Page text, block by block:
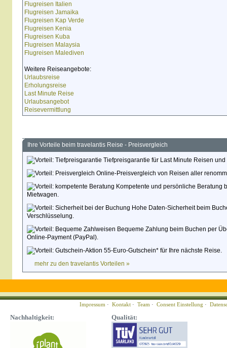
Flugreisen Italien
Flugreisen Jamaika
Flugreisen Kap Verde
Flugreisen Kenia
Flugreisen Kuba
Flugreisen Malaysia
Flugreisen Malediven
Weitere Reiseangebote:
Urlaubsreise
Erholungsreise
Last Minute Reise
Urlaubsangebot
Reisevermittlung
Ihre Vorteile beim travelantis Reise - Preisvergleich
Tiefpreisgarantie für Last Minute Reisen
Online-Preisvergleich von Reisen aller
Kompetente und persönliche Beratung
Mietwagen.
Hohe Daten-Sicherheit beim
Verschlüsselung.
Bequeme Zahlung beim Buchen per
Online-Payment (PayPal).
55-Euro-Gutschein* für Ihre nächste Reise.
mehr zu den travelantis Vorteilen »
Impressum · Kontakt · Team · Consent Einstellung ·
Nachhaltigkeit: Qualität: